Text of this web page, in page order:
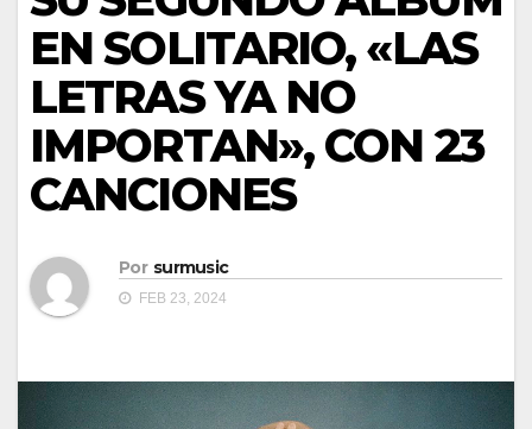
EN SOLITARIO, «LAS
LETRAS YA NO
IMPORTAN», CON 23
CANCIONES
Por surmusic
FEB 23, 2024